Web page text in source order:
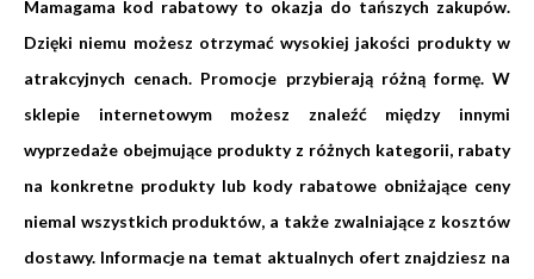
Mamagama kod rabatowy to okazja do tańszych zakupów.
Dzięki niemu możesz otrzymać wysokiej jakości produkty w
atrakcyjnych cenach. Promocje przybierają różną formę. W
sklepie internetowym możesz znaleźć między innymi
wyprzedaże obejmujące produkty z różnych kategorii, rabaty
na konkretne produkty lub kody rabatowe obniżające ceny
niemal wszystkich produktów, a także zwalniające z kosztów
dostawy. Informacje na temat aktualnych ofert znajdziesz na